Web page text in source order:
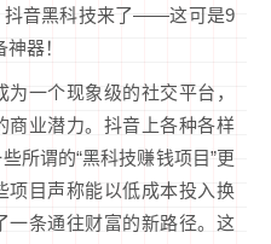
抖音黑科技来了——这可是9
器！
一个现象级的社交平台，
商业潜力。抖音上各种各样
所谓的“黑科技赚钱项目”更
项目声称能以低成本投入换
一条通往财富的新路径。这